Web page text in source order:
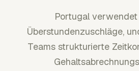
Portugal
Überstundenzuschläge,
Teams strukturierte